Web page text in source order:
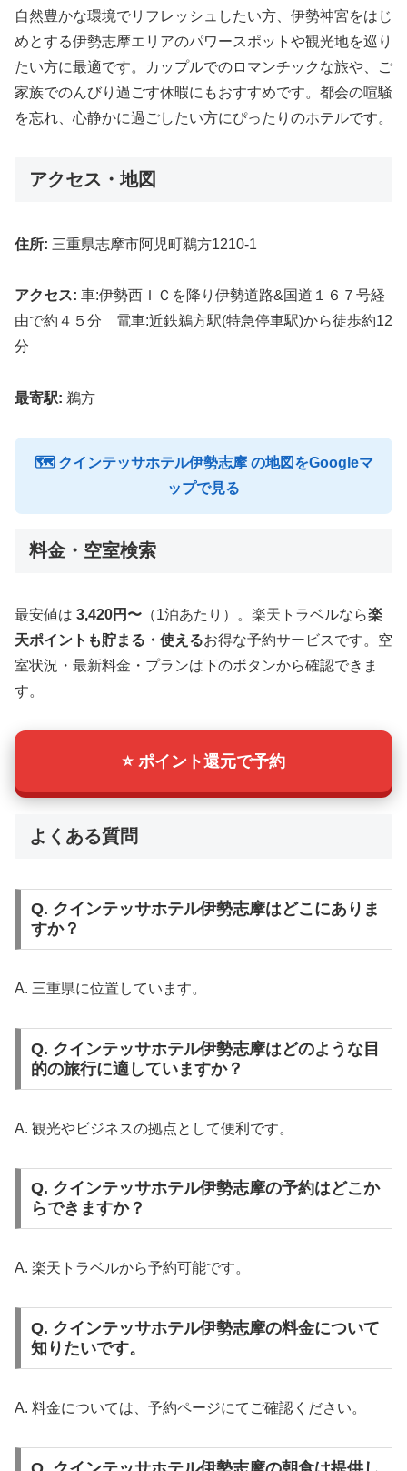
自然豊かな環境でリフレッシュしたい方、伊勢神宮をはじ
めとする伊勢志摩エリアのパワースポットや観光地を巡り
たい方に最適です。カップルでのロマンチックな旅や、ご
家族でのんびり過ごす休暇にもおすすめです。都会の喧騒
を忘れ、心静かに過ごしたい方にぴったりのホテルです。
アクセス・地図
住所: 三重県志摩市阿児町鵜方1210-1
アクセス: 車:伊勢西ＩＣを降り伊勢道路&国道１６７号経
由で約４５分 電車:近鉄鵜方駅(特急停車駅)から徒歩約12
分
最寄駅: 鵜方
🗺 クインテッサホテル伊勢志摩 の地図をGoogleマ
ップで見る
料金・空室検索
最安値は 3,420円〜 （1泊あたり）。楽天トラベルなら楽
天ポイントも貯まる・使えるお得な予約サービスです。空
室状況・最新料金・プランは下のボタンから確認できま
す。
⭐ ポイント還元で予約
よくある質問
Q. クインテッサホテル伊勢志摩はどこにありま
すか？
A. 三重県に位置しています。
Q. クインテッサホテル伊勢志摩はどのような目
的の旅行に適していますか？
A. 観光やビジネスの拠点として便利です。
Q. クインテッサホテル伊勢志摩の予約はどこか
らできますか？
A. 楽天トラベルから予約可能です。
Q. クインテッサホテル伊勢志摩の料金について
知りたいです。
A. 料金については、予約ページにてご確認ください。